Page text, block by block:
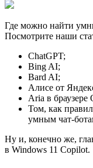
Где можно найти
Посмотрите наши
ChatGPT;
Bing AI;
Bard AI;
Алисе от
Aria в браузере
Том, как
умным чат-
Ну и, конечно же,
в Windows 11 Copilot.